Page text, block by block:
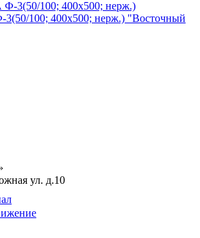
100; 400х500; нерж.) "Восточный
ул. д.10